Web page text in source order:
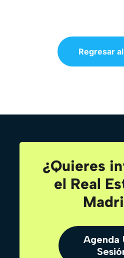
Regresar
¿Quieres
el Real
Agenda